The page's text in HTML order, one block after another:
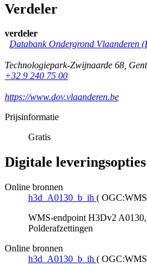
Verdeler
verdeler
Databank Ondergrond Vlaanderen
Technologiepark-Zwijnaarde 68, Gent
+32 9 240 75 00
https://www.dov.vlaanderen.be
Prijsinformatie
Gratis
Digitale leveringsopties
Online bronnen
h3d_A0130_b_ih ( OGC:WMS
WMS-endpoint H3Dv2 A0130,
Polderafzettingen
Online bronnen
h3d_A0130_b_ih (